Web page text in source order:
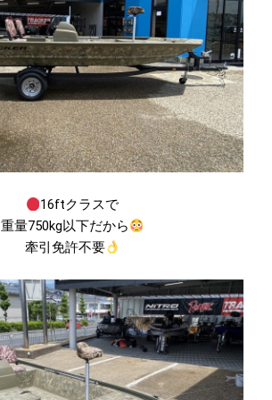
16ftクラスで
重量750kg以下だから
牽引免許不要